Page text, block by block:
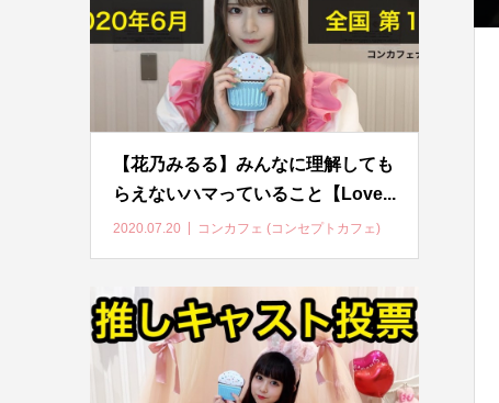
【花乃みるる】みんなに理解しても
らえないハマっていること【Love...
2020.07.20 コンカフェ (コンセプトカフェ)